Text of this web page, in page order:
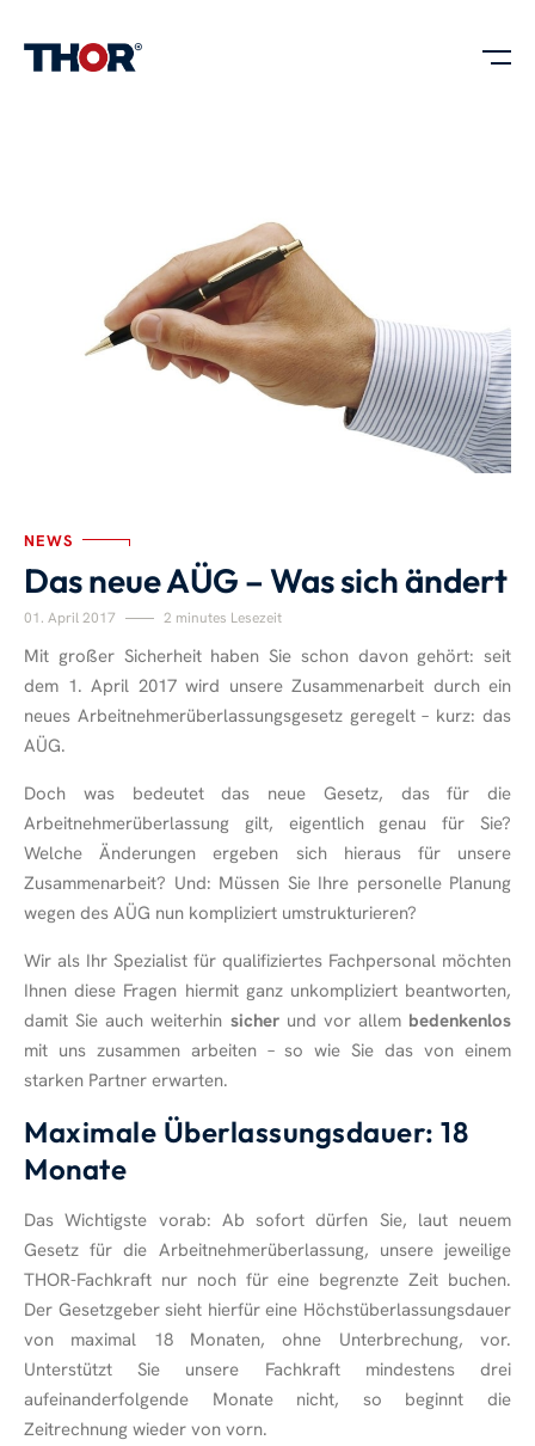
NEWS
Das neue AÜG – Was sich ändert
01. April 2017 2 minutes Lesezeit
Mit großer Sicherheit haben Sie schon davon gehört: seit
dem 1. April 2017 wird unsere Zusammenarbeit durch ein
neues Arbeitnehmerüberlassungsgesetz geregelt – kurz: das
AÜG.
Doch was bedeutet das neue Gesetz, das für die
Arbeitnehmerüberlassung gilt, eigentlich genau für Sie?
Welche Änderungen ergeben sich hieraus für unsere
Zusammenarbeit? Und: Müssen Sie Ihre personelle Planung
wegen des AÜG nun kompliziert umstrukturieren?
Wir als Ihr Spezialist für qualifiziertes Fachpersonal möchten
Ihnen diese Fragen hiermit ganz unkompliziert beantworten,
damit Sie auch weiterhin sicherund vor allembedenkenlos
mit uns zusammen arbeiten – so wie Sie das von einem
starken Partner erwarten.
Maximale Überlassungsdauer: 18
Monate
Das Wichtigste vorab: Ab sofort dürfen Sie, laut neuem
Gesetz für die Arbeitnehmerüberlassung, unsere jeweilige
THOR-Fachkraft nur noch für eine begrenzte Zeit buchen.
Der Gesetzgeber sieht hierfür eine Höchstüberlassungsdauer
von maximal 18 Monaten, ohne Unterbrechung, vor.
Unterstützt Sie unsere Fachkraft mindestens drei
aufeinanderfolgende Monate nicht, so beginnt die
Zeitrechnung wieder von vorn.